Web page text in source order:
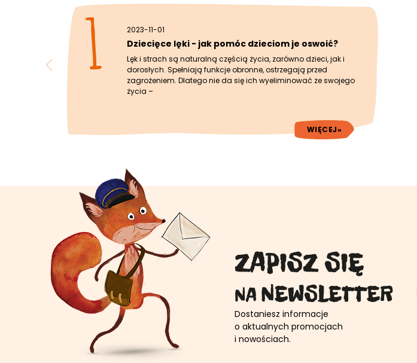
1 2023-11-01
Dziecięce lęki - jak pomóc dzieciom je oswoić?
Lęk i strach są naturalną częścią życia, zarówno dzieci, jak i
dorosłych. Spełniają funkcje obronne, ostrzegają przed
zagrożeniem. Dlatego nie da się ich wyeliminować ze swojego
życia –
WIĘCEJ»
ZAPISZ SIĘ
NA NEWSLETTER
Dostaniesz informacje
o aktualnych promocjach
i nowościach.